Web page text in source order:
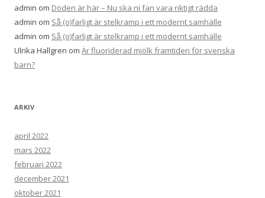
admin om Döden är här – Nu ska ni fan vara riktigt rädda
admin om Så (o)farligt är stelkramp i ett modernt samhälle
admin om Så (o)farligt är stelkramp i ett modernt samhälle
Ulrika Hallgren om Är fluoriderad mjölk framtiden för svenska
barn?
ARKIV
april 2022
mars 2022
februari 2022
december 2021
oktober 2021